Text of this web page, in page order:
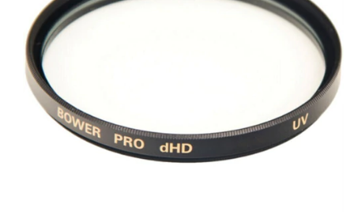
Marca: Tiffen
Garantia: 06 meses